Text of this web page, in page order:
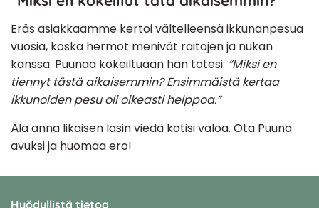
Eräs asiakkaamme kertoi vältelleensä ikkunanpesua
vuosia, koska hermot menivät raitojen ja nukan
kanssa. Puunaa kokeiltuaan hän totesi: “Miksi en
tiennyt tästä aikaisemmin? Ensimmäistä kertaa
ikkunoiden pesu oli oikeasti helppoa.”
Älä anna likaisen lasin viedä kotisi valoa. Ota Puuna
avuksi ja huomaa ero!
Hyödyllistä tietoa